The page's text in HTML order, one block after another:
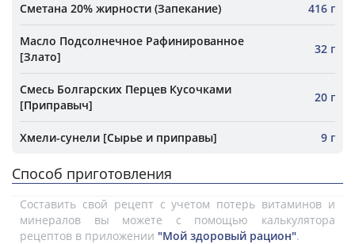
Сметана 20% жирности (Запекание) 416 г
Масло Подсолнечное Рафинированное
[Злато]
32 г
Смесь Болгарских Перцев Кусочками
[Приправыч]
20 г
Хмели-сунели [Сырье и приправы] 9 г
Способ приготовления
Составить свой рецепт с учетом потерь витаминов и
минералов вы можете с помощью калькулятора
рецептов в приложении "Мой здоровый рацион".